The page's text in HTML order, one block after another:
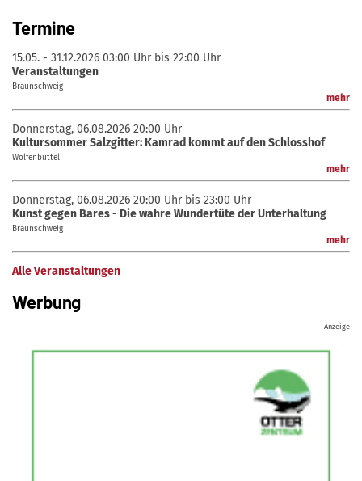
Termine
15.05. - 31.12.2026 03:00 Uhr bis 22:00 Uhr
Veranstaltungen
Braunschweig
mehr
Donnerstag, 06.08.2026 20:00 Uhr
Kultursommer Salzgitter: Kamrad kommt auf den Schlosshof
Wolfenbüttel
mehr
Donnerstag, 06.08.2026 20:00 Uhr bis 23:00 Uhr
Kunst gegen Bares - Die wahre Wundertüte der Unterhaltung
Braunschweig
mehr
Alle Veranstaltungen
Werbung
Anzeige